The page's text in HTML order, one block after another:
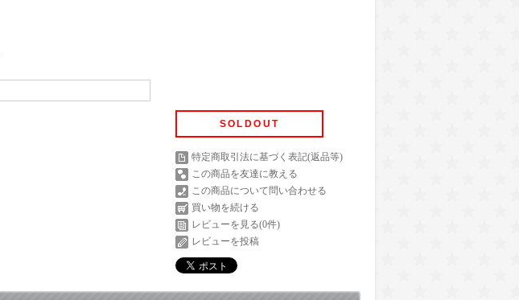
SOLDOUT
特定商取引法に基づく表記(返品等)
この商品を友達に教える
この商品について問い合わせる
買い物を続ける
レビューを見る(0件)
レビューを投稿